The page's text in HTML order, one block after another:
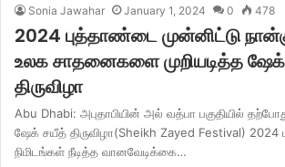
Sonia Jawahar January 1, 2024 0 478
2024 புத்தாண்டை முன்னிட்டு
உலக சாதனைகளை முறியடித்த
திருவிழா
Abu Dhabi: அபுதாபியின் அல் வத்பா பகுதியில்
ஷேக் சயீத் திருவிழா(Sheikh Zayed Festival)
நிமிடங்கள் நீடித்த வானவேடிக்கை…